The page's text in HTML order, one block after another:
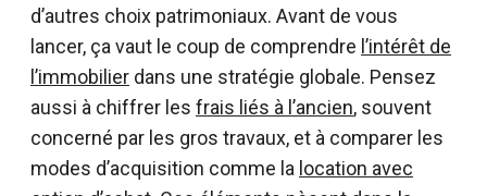
d’autres choix patrimoniaux. Avant de vous
lancer, ça vaut le coup de comprendre l’intérêt de
l’immobilier dans une stratégie globale. Pensez
aussi à chiffrer les frais liés à l’ancien, souvent
concerné par les gros travaux, et à comparer les
modes d’acquisition comme la location avec